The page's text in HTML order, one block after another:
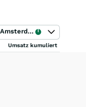
Euronext Amsterdam
Umsatz kumuliert